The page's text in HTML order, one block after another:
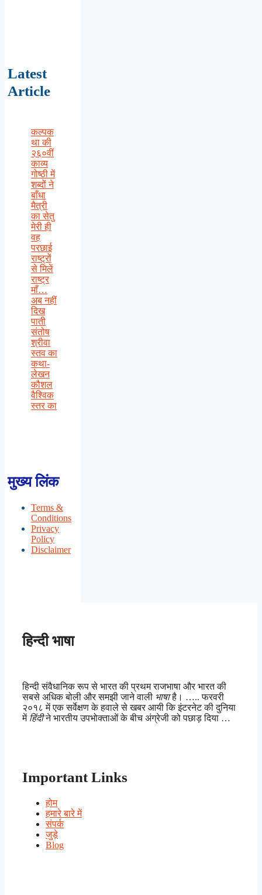
Latest
Article
कल्पक
था की
२६०वीं
काव्य
गोष्ठी में
शब्दों ने
बाँधा
मैत्री
का सेतु
मेरी ही
वह
परछाई
राष्ट्रों
से मिलें
राष्ट्र
माँ…
अब नहीं
दिख
पाती
संतोष
श्रीवा
स्तव का
कथा-
लेखन
कौशल
वैश्विक
स्तर का
मुख्य लिंक
Terms &
Conditions
Privacy
Policy
Disclaimer
हिन्दी भाषा
हिन्दी संवैधानिक रूप से भारत की प्रथम राजभाषा और भारत की
सबसे अधिक बोली और समझी जाने वाली भाषाहै। ….. फरवरी
२०१८ में एक सर्वेक्षण के हवाले से खबर आयी कि इंटरनेट की दुनिया
में हिंदीने भारतीय उपभोक्ताओं के बीच अंग्रेजी को पछाड़ दिया …
Important Links
होम
हमारे बारे में
संपर्क
जुड़े
Blog